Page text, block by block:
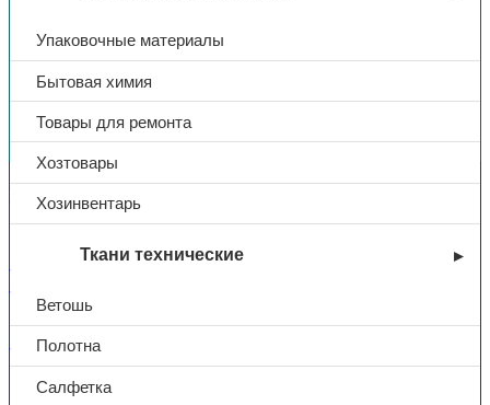
Упаковочные материалы
Бытовая химия
Товары для ремонта
Хозтовары
Хозинвентарь
Ткани технические
Ветошь
Полотна
Салфетка
Вы недавно смотрели
Контакты
+7 (831) 214-01-31
101@adk52.ru